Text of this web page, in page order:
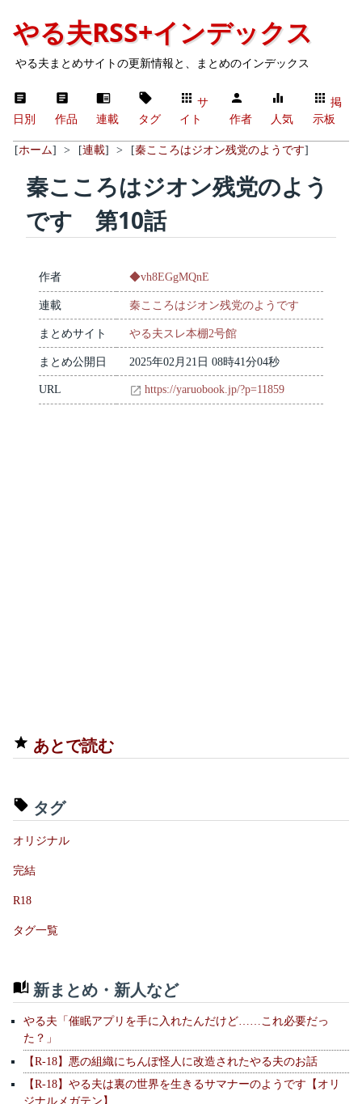
やる夫RSS+インデックス
やる夫まとめサイトの更新情報と、まとめのインデックス
日別 作品 連載 タグ
サ
イト
作者 人気
掲
示板
[ホーム] > [連載] > [秦こころはジオン残党のようです]
秦こころはジオン残党のよう
です 第10話
作者 ◆vh8EGgMQnE
連載 秦こころはジオン残党のようです
まとめサイト やる夫スレ本棚2号館
まとめ公開日 2025年02月21日 08時41分04秒
URL https://yaruobook.jp/?p=11859
あとで読む
タグ
オリジナル
完結
R18
タグ一覧
新まとめ・新人など
やる夫「催眠アプリを手に入れたんだけど……これ必要だっ
た？」
【R-18】悪の組織にちんぽ怪人に改造されたやる夫のお話
【R-18】やる夫は裏の世界を生きるサマナーのようです【オリ
ジナルメガテン】